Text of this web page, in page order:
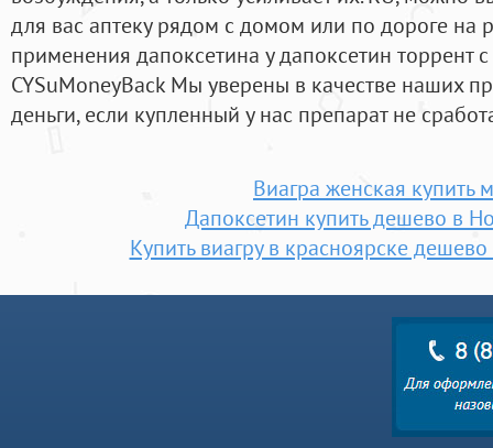
для вас аптеку рядом с домом или по дороге на
применения дапоксетина у дапоксетин торрент
CYSuMoneyBack Мы уверены в качестве наших
деньги, если купленный у нас препарат не
Виагра женская купить
Дапоксетин купить дешево в
Купить виагру в красноярске